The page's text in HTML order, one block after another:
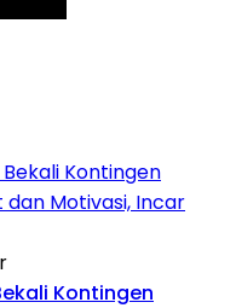
Kontingen